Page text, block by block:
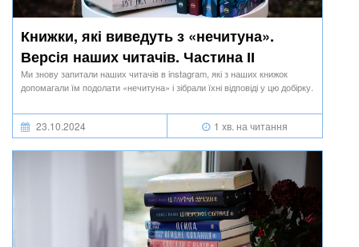
Книжки, які виведуть з «нечитуна».
Версія наших читачів. Частина ІІ
Ми знову запитали наших читачів в instagram, які з наших книжок
допомагали їм подолати «нечитуна» і зібрали їхні відповіді у цю добірку.
23.10.2024 1 хв. на читання